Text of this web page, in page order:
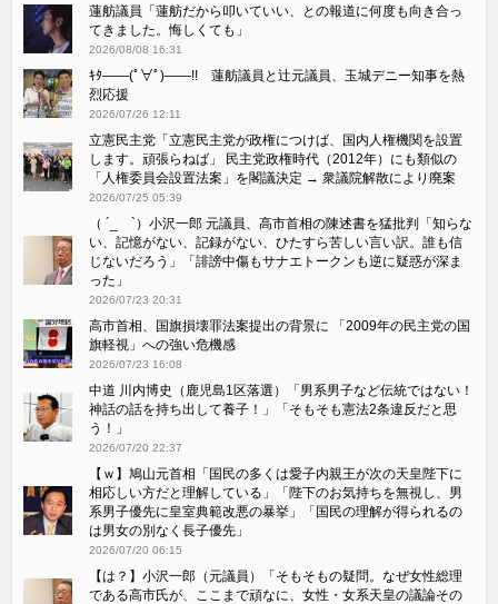
蓮舫議員「蓮舫だから叩いていい、との報道に何度も向き合っ
てきました。悔しくても」
2026/08/08 16:31
ｷﾀ――(ﾟ∀ﾟ)――!! 蓮舫議員と辻元議員、玉城デニー知事を熱
烈応援
2026/07/26 12:11
立憲民主党「立憲民主党が政権につけば、国内人権機関を設置
します。頑張らねば」 民主党政権時代（2012年）にも類似の
「人権委員会設置法案」を閣議決定 → 衆議院解散により廃案
2026/07/25 05:39
（ ´_ゝ`）小沢一郎 元議員、高市首相の陳述書を猛批判「知らな
い、記憶がない、記録がない、ひたすら苦しい言い訳。誰も信
じないだろう」「誹謗中傷もサナエトークンも逆に疑惑が深ま
った」
2026/07/23 20:31
高市首相、国旗損壊罪法案提出の背景に 「2009年の民主党の国
旗軽視」への強い危機感
2026/07/23 16:08
中道 川内博史（鹿児島1区落選）「男系男子など伝統ではない！
神話の話を持ち出して養子！」「そもそも憲法2条違反だと思
う！」
2026/07/20 22:37
【ｗ】鳩山元首相「国民の多くは愛子内親王が次の天皇陛下に
相応しい方だと理解している」「陛下のお気持ちを無視し、男
系男子優先に皇室典範改悪の暴挙」「国民の理解が得られるの
は男女の別なく長子優先」
2026/07/20 06:15
【は？】小沢一郎（元議員）「そもそもの疑問。なぜ女性総理
である高市氏が、ここまで頑なに、女性・女系天皇の議論その